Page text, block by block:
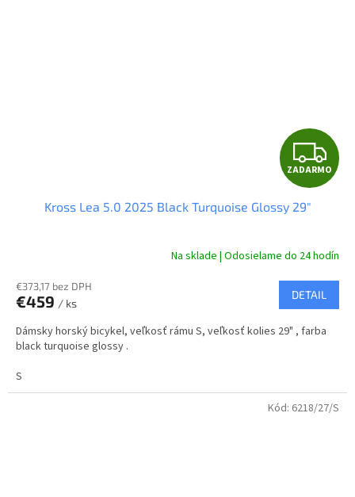
Z
A
A
R
M
ZADARMO
Kross Lea 5.0 2025 Black Turquoise Glossy 29"
Na sklade | Odosielame do 24 hodín
€373,17 bez DPH
€459 / ks
DETAIL
Dámsky horský bicykel, veľkosť rámu S, veľkosť kolies 29" , farba
black turquoise glossy .
S
Kód: 6218/27/S